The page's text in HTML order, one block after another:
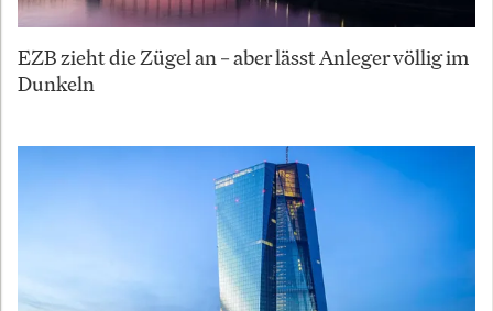
EZB zieht die Zügel an – aber lässt Anleger völlig im
Dunkeln